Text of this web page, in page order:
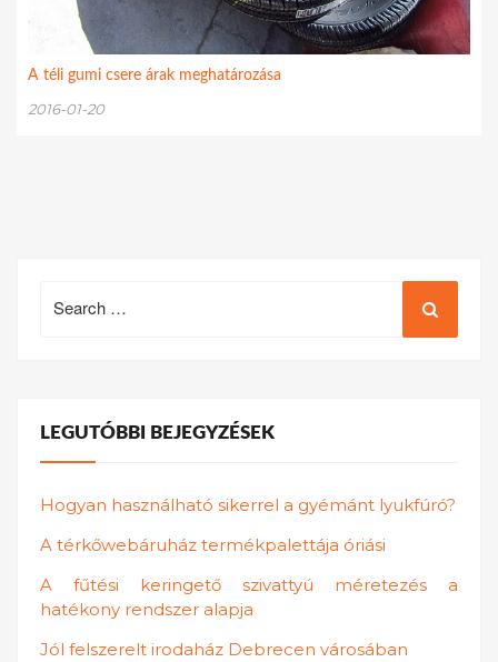
A téli gumi csere árak meghatározása
2016-01-20
for:
LEGUTÓBBI BEJEGYZÉSEK
Hogyan használható sikerrel a gyémánt lyukfúró?
A térkőwebáruház termékpalettája óriási
A fűtési keringető szivattyú méretezés a
hatékony rendszer alapja
Jól felszerelt irodaház Debrecen városában